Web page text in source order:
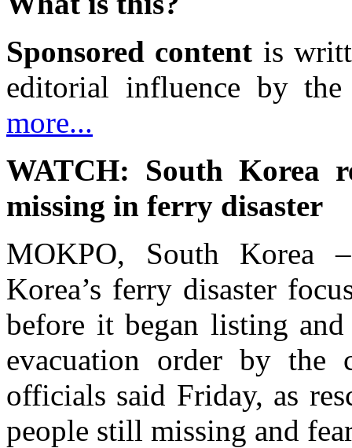
Sponsored content is
editorial influence by
more...
WATCH: South Korea
missing in ferry disaster
MOKPO, South Korea
Korea’s ferry disaster
before it began listing
evacuation order by the
officials said Friday, as
people still missing and